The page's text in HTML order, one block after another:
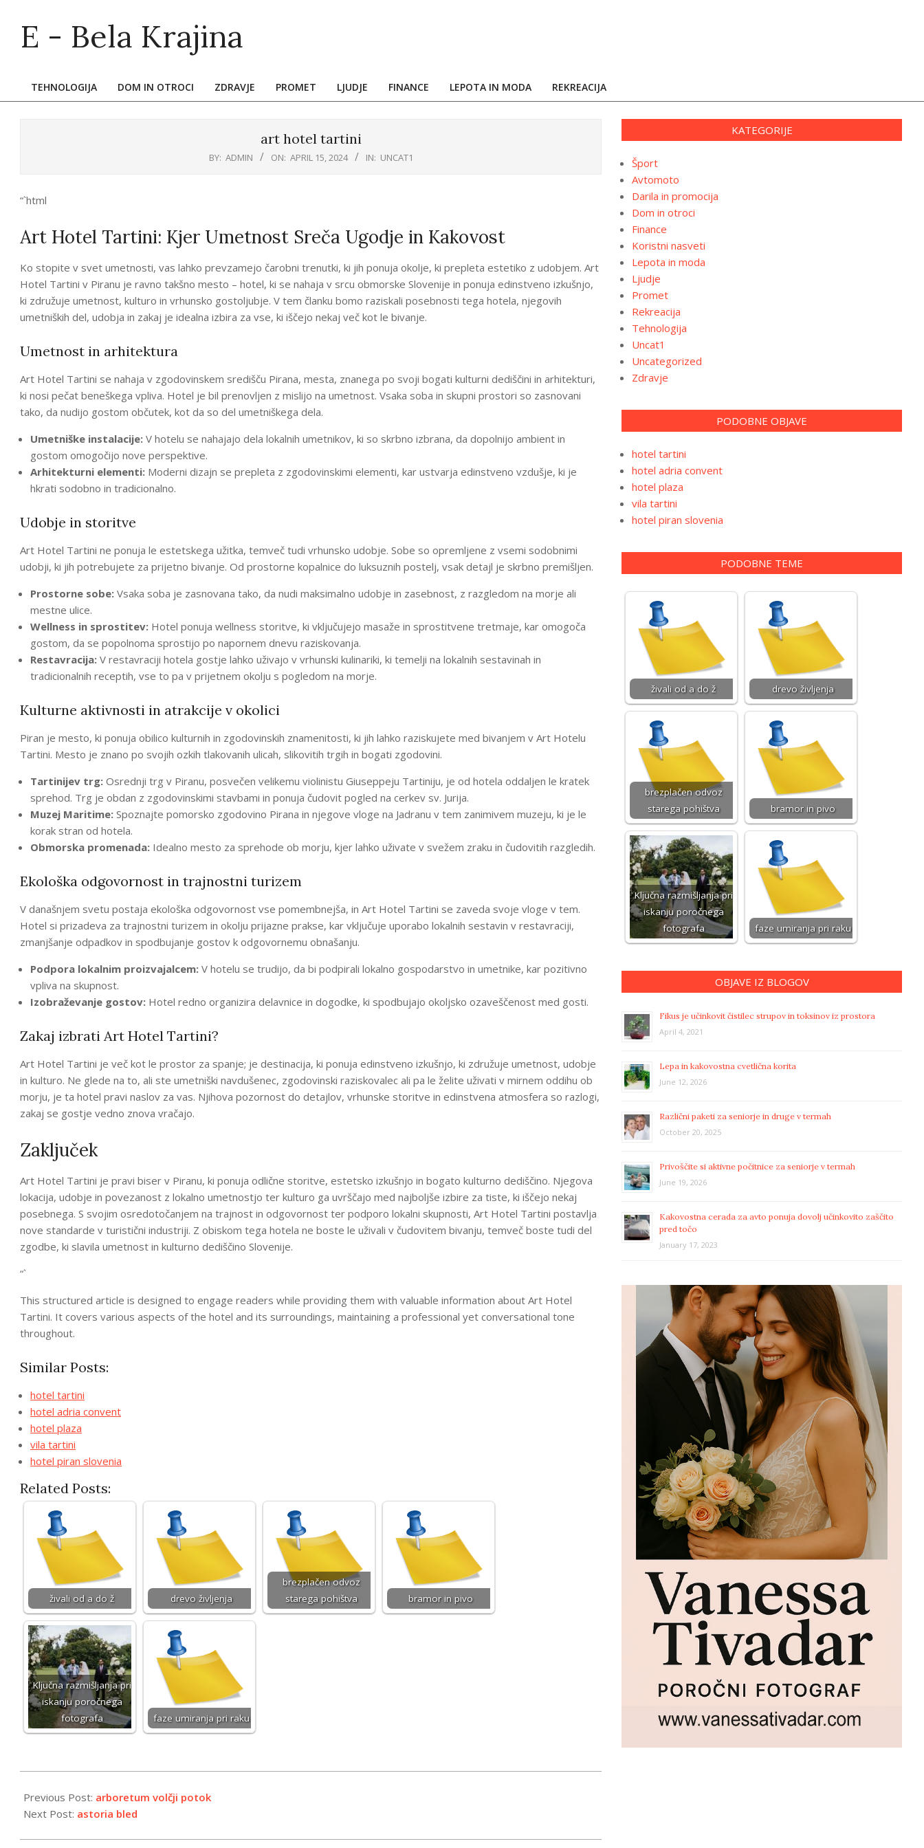
contentE - Bela Krajina
Primary
TEHNOLOGIJA DOM IN OTROCI ZDRAVJE PROMET LJUDJE FINANCE LEPOTA IN MODA REKREACIJA
art hotel tartini
BY: ADMIN ON: APRIL 15, 2024 IN: UNCAT1
“`html
Art Hotel Tartini: Kjer Umetnost Sreča Ugodje in Kakovost
Ko stopite v svet umetnosti, vas lahko prevzamejo čarobni trenutki, ki jih ponuja okolje, ki prepleta estetiko z udobjem. Art
Hotel Tartini v Piranu je ravno takšno mesto – hotel, ki se nahaja v srcu obmorske Slovenije in ponuja edinstveno izkušnjo,
ki združuje umetnost, kulturo in vrhunsko gostoljubje. V tem članku bomo raziskali posebnosti tega hotela, njegovih
umetniških del, udobja in zakaj je idealna izbira za vse, ki iščejo nekaj več kot le bivanje.
Umetnost in arhitektura
Art Hotel Tartini se nahaja v zgodovinskem središču Pirana, mesta, znanega po svoji bogati kulturni dediščini in arhitekturi,
ki nosi pečat beneškega vpliva. Hotel je bil prenovljen z mislijo na umetnost. Vsaka soba in skupni prostori so zasnovani
tako, da nudijo gostom občutek, kot da so del umetniškega dela.
Umetniške instalacije: V hotelu se nahajajo dela lokalnih umetnikov, ki so skrbno izbrana, da dopolnijo ambient in
gostom omogočijo nove perspektive.
Arhitekturni elementi: Moderni dizajn se prepleta z zgodovinskimi elementi, kar ustvarja edinstveno vzdušje, ki je
hkrati sodobno in tradicionalno.
Udobje in storitve
Art Hotel Tartini ne ponuja le estetskega užitka, temveč tudi vrhunsko udobje. Sobe so opremljene z vsemi sodobnimi
udobji, ki jih potrebujete za prijetno bivanje. Od prostorne kopalnice do luksuznih postelj, vsak detajl je skrbno premišljen.
Prostorne sobe: Vsaka soba je zasnovana tako, da nudi maksimalno udobje in zasebnost, z razgledom na morje ali
mestne ulice.
Wellness in sprostitev: Hotel ponuja wellness storitve, ki vključujejo masaže in sprostitvene tretmaje, kar omogoča
gostom, da se popolnoma sprostijo po napornem dnevu raziskovanja.
Restavracija: V restavraciji hotela gostje lahko uživajo v vrhunski kulinariki, ki temelji na lokalnih sestavinah in
tradicionalnih receptih, vse to pa v prijetnem okolju s pogledom na morje.
Kulturne aktivnosti in atrakcije v okolici
Piran je mesto, ki ponuja obilico kulturnih in zgodovinskih znamenitosti, ki jih lahko raziskujete med bivanjem v Art Hotelu
Tartini. Mesto je znano po svojih ozkih tlakovanih ulicah, slikovitih trgih in bogati zgodovini.
Tartinijev trg: Osrednji trg v Piranu, posvečen velikemu violinistu Giuseppeju Tartiniju, je od hotela oddaljen le kratek
sprehod. Trg je obdan z zgodovinskimi stavbami in ponuja čudovit pogled na cerkev sv. Jurija.
Muzej Maritime: Spoznajte pomorsko zgodovino Pirana in njegove vloge na Jadranu v tem zanimivem muzeju, ki je le
korak stran od hotela.
Obmorska promenada: Idealno mesto za sprehode ob morju, kjer lahko uživate v svežem zraku in čudovitih razgledih.
Ekološka odgovornost in trajnostni turizem
V današnjem svetu postaja ekološka odgovornost vse pomembnejša, in Art Hotel Tartini se zaveda svoje vloge v tem.
Hotel si prizadeva za trajnostni turizem in okolju prijazne prakse, kar vključuje uporabo lokalnih sestavin v restavraciji,
zmanjšanje odpadkov in spodbujanje gostov k odgovornemu obnašanju.
Podpora lokalnim proizvajalcem: V hotelu se trudijo, da bi podpirali lokalno gospodarstvo in umetnike, kar pozitivno
vpliva na skupnost.
Izobraževanje gostov: Hotel redno organizira delavnice in dogodke, ki spodbujajo okoljsko ozaveščenost med gosti.
Zakaj izbrati Art Hotel Tartini?
Art Hotel Tartini je več kot le prostor za spanje; je destinacija, ki ponuja edinstveno izkušnjo, ki združuje umetnost, udobje
in kulturo. Ne glede na to, ali ste umetniški navdušenec, zgodovinski raziskovalec ali pa le želite uživati v mirnem oddihu ob
morju, je ta hotel pravi naslov za vas. Njihova pozornost do detajlov, vrhunske storitve in edinstvena atmosfera so razlogi,
zakaj se gostje vedno znova vračajo.
Zaključek
Art Hotel Tartini je pravi biser v Piranu, ki ponuja odlične storitve, estetsko izkušnjo in bogato kulturno dediščino. Njegova
lokacija, udobje in povezanost z lokalno umetnostjo ter kulturo ga uvrščajo med najboljše izbire za tiste, ki iščejo nekaj
posebnega. S svojim osredotočanjem na trajnost in odgovornost ter podporo lokalni skupnosti, Art Hotel Tartini postavlja
nove standarde v turistični industriji. Z obiskom tega hotela ne boste le uživali v čudovitem bivanju, temveč boste tudi del
zgodbe, ki slavila umetnost in kulturno dediščino Slovenije.
“`
This structured article is designed to engage readers while providing them with valuable information about Art Hotel
Tartini. It covers various aspects of the hotel and its surroundings, maintaining a professional yet conversational tone
throughout.
Similar Posts:
hotel tartini
hotel adria convent
hotel plaza
vila tartini
hotel piran slovenia
Related Posts:
živali od a do ž drevo življenja
brezplačen odvoz
starega pohištva
bramor in pivo
Ključna razmišljanja pri
iskanju poročnega
fotografa
faze umiranja pri raku
04-
15
Previous Post: arboretum volčji potok
Next Post: astoria bled
KATEGORIJE
Šport
Avtomoto
Darila in promocija
Dom in otroci
Finance
Koristni nasveti
Lepota in moda
Ljudje
Promet
Rekreacija
Tehnologija
Uncat1
Uncategorized
Zdravje
PODOBNE OBJAVE
hotel tartini
hotel adria convent
hotel plaza
vila tartini
hotel piran slovenia
PODOBNE TEME
živali od a do ž drevo življenja
brezplačen odvoz
starega pohištva
bramor in pivo
Ključna razmišljanja pri
iskanju poročnega
fotografa
faze umiranja pri raku
OBJAVE IZ BLOGOV
Fikus je učinkovit čistilec strupov in toksinov iz prostora
April 4, 2021
Lepa in kakovostna cvetlična korita
June 12, 2026
Različni paketi za seniorje in druge v termah
October 20, 2025
Privoščite si aktivne počitnice za seniorje v termah
June 19, 2026
Kakovostna cerada za avto ponuja dovolj učinkovito zaščito
pred točo
January 17, 2023